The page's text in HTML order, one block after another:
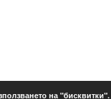
на "бисквитки".